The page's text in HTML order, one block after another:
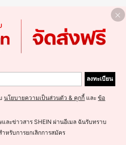
ลงทะเบียน
นโยบายความเป็นส่วนตัว & คุกกี้ และข้อ
ละข่าวสาร SHEIN ผ่านอีเมล ฉันรับทราบ
หรับการยกเลิกการสมัคร